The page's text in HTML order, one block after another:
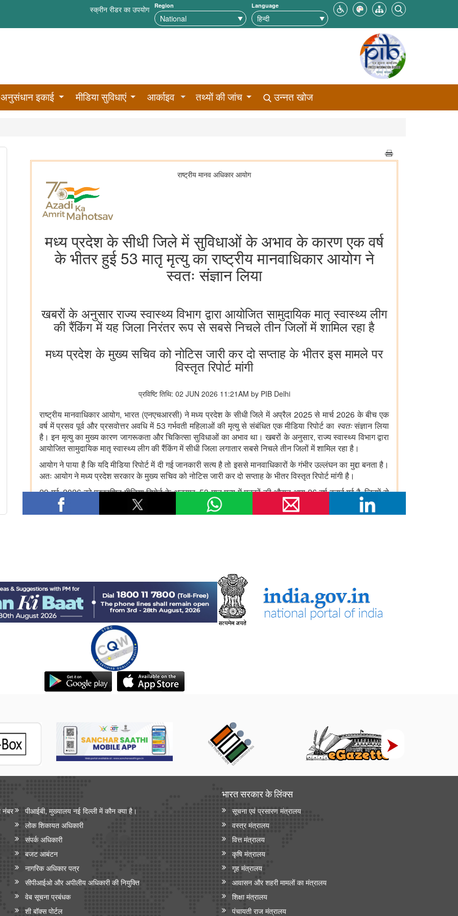
स्क्रीन रीडर का उपयोग Region Language
अनुसंधान इकाई मीडिया सुविधाएं आर्काइव तथ्यों की जांच उन्नत खोज
नंबर
पीआईबी, मुख्यालय नई दिल्ली में कौन क्या है।
लोक शिकायत अधिकारी
संपर्क अधिकारी
बजट आबंटन
नागरिक अधिकार पत्र
सीपीआईओ और अपी‍लीय अधिकारी की नियुक्ति
वेब सूचना प्रबंधक
शी बॉक्स पोर्टल
भारत सरकार के लिंक्‍स
सूचना एवं प्रसारण मंत्रालय
वस्त्र मंत्रालय
वित्त मंत्रालय
कृषि मंत्रालय
गृह मंत्रालय
आवासन और शहरी मामलों का मंत्रालय
शिक्षा मंत्रालय
पंचायती राज मंत्रालय